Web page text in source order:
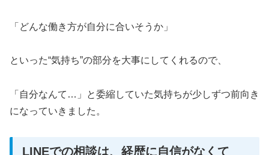
「どんな働き方が自分に合いそうか」
といった“気持ち”の部分を大事にしてくれるので、
「自分なんて…」と委縮していた気持ちが少しずつ前向き
になっていきました。
LINEでの相談は、経歴に自信がなくて